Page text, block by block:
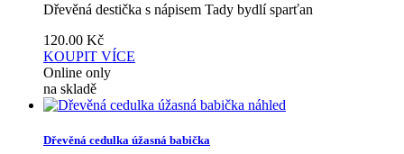
Dřevěná destička s nápisem Tady bydlí sparťan
120.00 Kč
KOUPIT VÍCE
Online only
na skladě
náhled
Dřevěná cedulka úžasná babička